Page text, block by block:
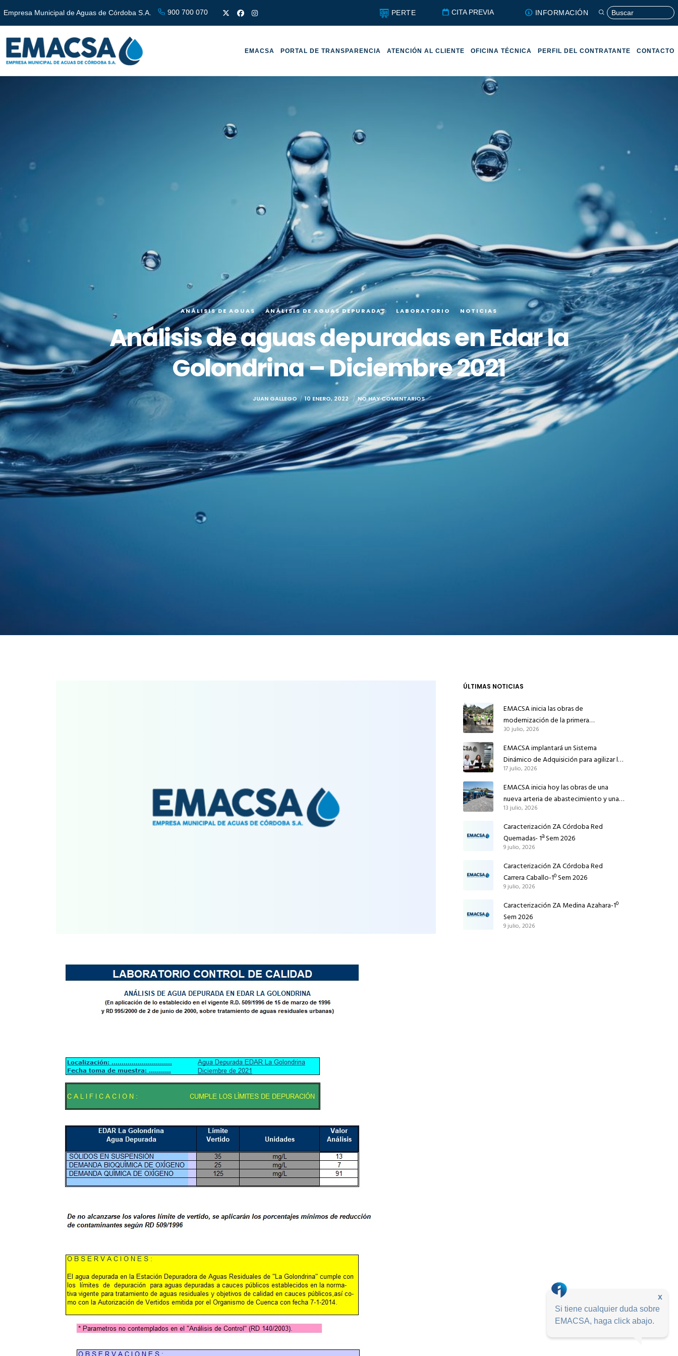
Empresa Municipal de Aguas de Córdoba S.A. 900 700 070 PERTE CITA PREVIA INFORMACIÓN
EMACSA PORTAL DE TRANSPARENCIA ATENCIÓN AL CLIENTE OFICINA TÉCNICA PERFIL DEL CONTRATANTE CONTACTO
ANÁLISIS DE AGUAS ANÁLISIS DE AGUAS DEPURADAS LABORATORIO NOTICIAS
Análisis de aguas depuradas en Edar la
Golondrina – Diciembre 2021
JUAN GALLEGO 10 ENERO, 2022 NO HAY COMENTARIOS
ÚLTIMAS NOTICIAS
EMACSA inicia las obras de
modernización de la primera
conducción de abastecimiento para
reforzar el suministro de agua de
Córdoba
30 julio, 2026
EMACSA implantará un Sistema
Dinámico de Adquisición para agilizar la
contratación de obras en sus redes e
instalaciones
17 julio, 2026
EMACSA inicia hoy las obras de una
nueva arteria de abastecimiento y una
red de agua no potable en Ingeniero
Ruiz de Azúa
13 julio, 2026
Caracterización ZA Córdoba Red
Quemadas- 1ª Sem 2026
9 julio, 2026
Caracterización ZA Córdoba Red
Carrera Caballo-1º Sem 2026
9 julio, 2026
Caracterización ZA Medina Azahara-1º
Sem 2026
9 julio, 2026
x
Si tiene cualquier duda sobre
EMACSA, haga click abajo.